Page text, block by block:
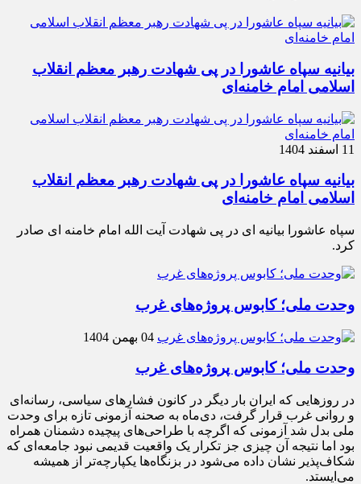
بیانیه سپاه عاشورا در پی شهادت رهبر معظم انقلاب
اسلامی امام خامنه‌ای
11 اسفند 1404
بیانیه سپاه عاشورا در پی شهادت رهبر معظم انقلاب
اسلامی امام خامنه‌ای
سپاه عاشورا بیانیه ای در پی شهادت آیت الله امام خامنه ای صادر
کرد.
وحدت ملی؛ کابوس پروژه‌های غرب
04 بهمن 1404
وحدت ملی؛ کابوس پروژه‌های غرب
در روزهایی که ایران بار دیگر در کانون فشارهای سیاسی، رسانه‌ای
و روانی غرب قرار گرفت، دی‌ماه به صحنه آزمونی تازه برای وحدت
ملی بدل شد آزمونی که اگرچه با طراحی‌های پیچیده دشمنان همراه
بود اما نتیجه آن چیزی جز تکرار یک واقعیت قدیمی نبود جامعه‌ای که
شکاف‌پذیر نشان داده می‌شود در بزنگاه‌ها یکپارچه‌تر از همیشه
می‌ایستد.